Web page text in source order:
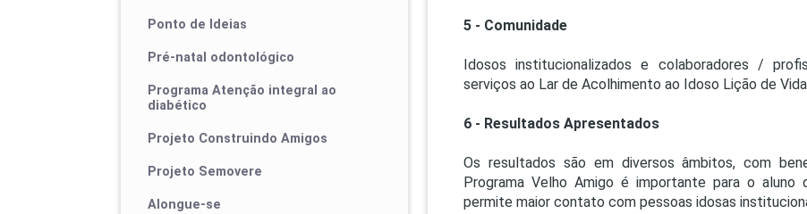
Ponto de Ideias
Pré-natal odontológico
Programa Atenção integral ao
diabético
Projeto Construindo Amigos
Projeto Semovere
Alongue-se
5 - Comunidade
Idosos institucionalizados e colaboradores /
serviços ao Lar de Acolhimento ao Idoso Lição de
6 - Resultados Apresentados
Os resultados são em diversos âmbitos, com
Programa Velho Amigo é importante para o aluno
permite maior contato com pessoas idosas